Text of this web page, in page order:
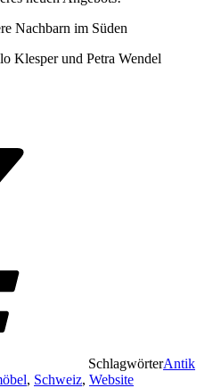
Nachbarn im Süden
Klesper und Petra Wendel
SchlagwörterAntik
, Schweiz, Website